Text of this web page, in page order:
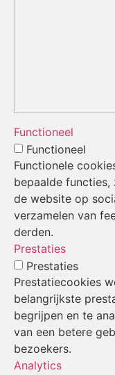
Functioneel
Functioneel
Functionele
bepaalde functies,
de website op
verzamelen van
derden.
Prestaties
Prestaties
Prestatiecookies
belangrijkste
begrijpen en te
van een betere
bezoekers.
Analytics